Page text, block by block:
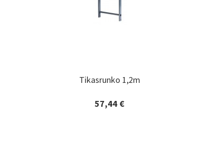
Tikasrunko 1,2m
57,44 €
Tikasrunko 1,2m
Lisätiedot ja tilaaminen